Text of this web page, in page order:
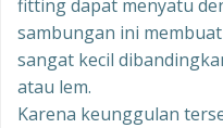
fitting dapat menyatu
sambungan ini
sangat kecil
atau lem.
Karena keunggulan